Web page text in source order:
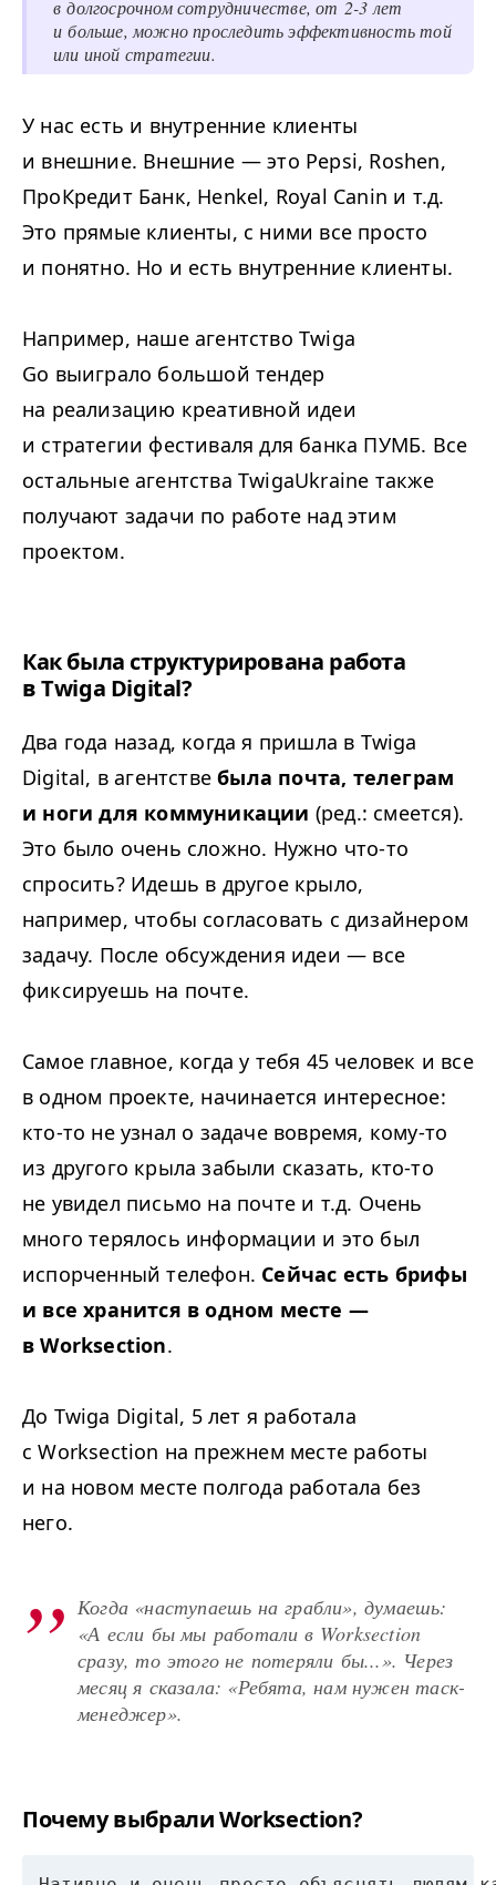
в долгосрочном сотрудничестве, от 2-3 лет
и больше, можно проследить эффективность той
или иной стратегии.
У нас есть и внутренние клиенты
и внешние. Внешние — это Pepsi, Roshen,
ПроКредит Банк, Henkel, Royal Canin и т.д.
Это прямые клиенты, с ними все просто
и понятно. Но и есть внутренние клиенты.
Например, наше агентство Twiga
Gо выиграло большой тендер
на реализацию креативной идеи
и стратегии фестиваля для банка ПУМБ. Все
остальные агентства TwigaUkraine также
получают задачи по работе над этим
проектом.
Как была структурирована работа
в Twiga Digital?
Два года назад, когда я пришла в Twiga
Digital, в агентствебыла почта, телеграм
и ноги для коммуникации (ред.: смеется).
Это было очень сложно. Нужно что-то
спросить? Идешь в другое крыло,
например, чтобы согласовать с дизайнером
задачу. После обсуждения идеи — все
фиксируешь на почте.
Самое главное, когда у тебя 45 человек и все
в одном проекте, начинается интересное:
кто-то не узнал о задаче вовремя, кому-то
из другого крыла забыли сказать, кто-то
не увидел письмо на почте и т.д. Очень
много терялось информации и это был
испорченный телефон. Сейчас есть брифы
и все хранится в одном месте —
в Worksection.
До Twiga Digital, 5 лет я работала
с Worksection на прежнем месте работы
и на новом месте полгода работала без
него.
Когда «наступаешь на грабли», думаешь:
«А если бы мы работали в Worksection
сразу, то этого не потеряли бы...». Через
месяц я сказала: «Ребята, нам нужен таск-
менеджер».
Почему выбрали Worksection?